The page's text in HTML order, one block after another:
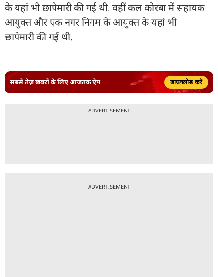
के यहां भी छापेमारी की गई थी. वहीं कल कोरबा में सहायक
आयुक्त और एक नगर निगम के आयुक्त के यहां भी
छापेमारी की गई थी.
सबसे तेज़ ख़बरों के लिए आजतक ऐप डाउनलोड करें
ADVERTISEMENT
ADVERTISEMENT